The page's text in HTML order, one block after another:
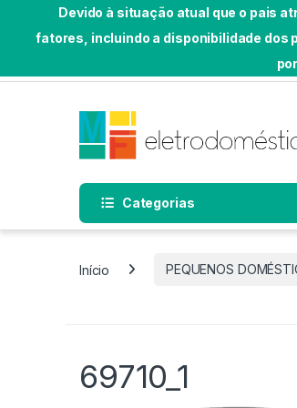
Devido à situação atual que o pais
fatores, incluindo a disponibilidade dos
Categorias
Início PEQUENOS
69710_1